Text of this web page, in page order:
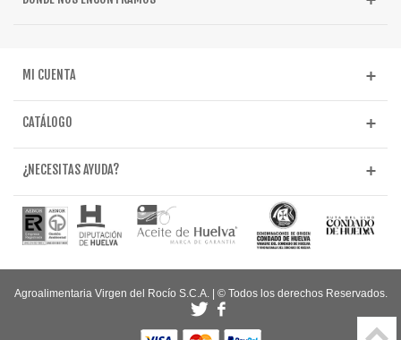
MI CUENTA
CATÁLOGO
¿NECESITAS AYUDA?
Agroalimentaria Virgen del Rocío S.C.A. | © Todos los derechos Reservados.